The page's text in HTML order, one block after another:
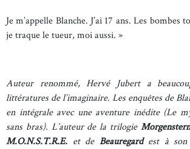
Je m’appelle Blanche. J’ai 17 ans. Les bombes
je traque le tueur, moi aussi. »
Auteur renommé, Hervé Jubert a
littératures de l’imaginaire. Les enquêtes de
en intégrale avec une aventure inédite (Le
sans bras). L’auteur de la trilogie Morgenstern
M.O.N.S.T.R.E. et de Beauregardest à son